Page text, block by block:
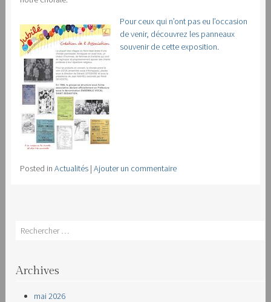
Pour ceux qui n’ont pas eu l’occasion
de venir, découvrez les panneaux
souvenir de cette exposition.
Posted in Actualités | Ajouter un commentaire
Search
Archives
mai 2026